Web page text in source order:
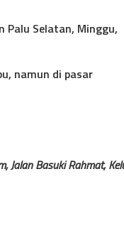
Palu Selatan, Minggu,
namun di pasar
Jalan Basuki Rahmat,